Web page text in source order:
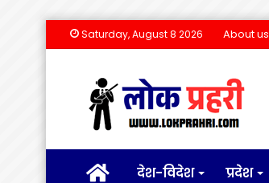
Saturday, August 8 2026 About us
होम देश-विदेश प्रदेश